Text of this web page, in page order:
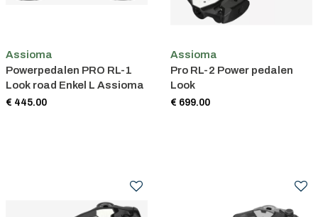
Assioma
Powerpedalen PRO RL-1
Look road Enkel L Assioma
€ 445.00
Assioma
Pro RL-2 Power pedalen
Look
€ 699.00